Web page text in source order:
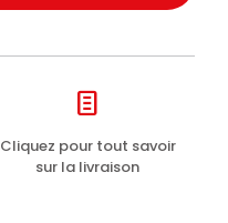
Cliquez pour tout savoir
sur la livraison